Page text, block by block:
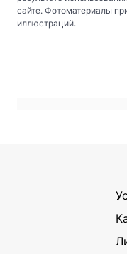
сайте. Фотоматериалы
иллюстраций.